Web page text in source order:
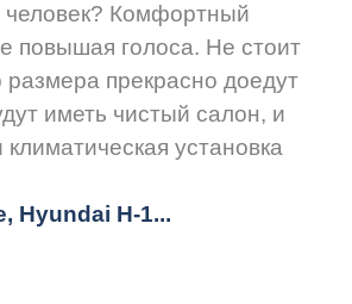
Комфортный
повышая голоса. Не стоит
размера прекрасно доедут
иметь чистый салон, и
установка
Hyundai H-1...